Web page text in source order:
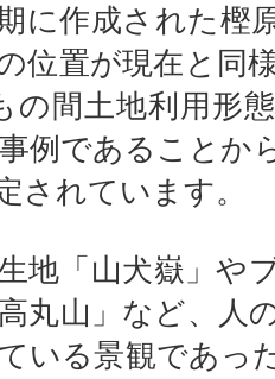
に作成された樫
位置が現在と同
の間土地利用形
例であることか
されています。
地「山犬嶽」や
丸山」など、人
いる景観であっ